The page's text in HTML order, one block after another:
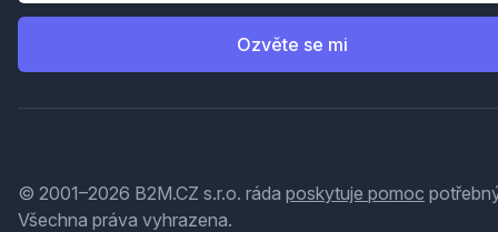
Ozvěte se mi
© 2001–2026 B2M.CZ s.r.o. ráda poskytuje pomoc
Všechna práva vyhrazena.